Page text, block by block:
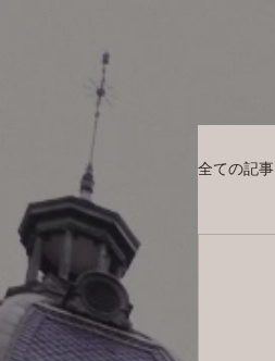
全ての記事